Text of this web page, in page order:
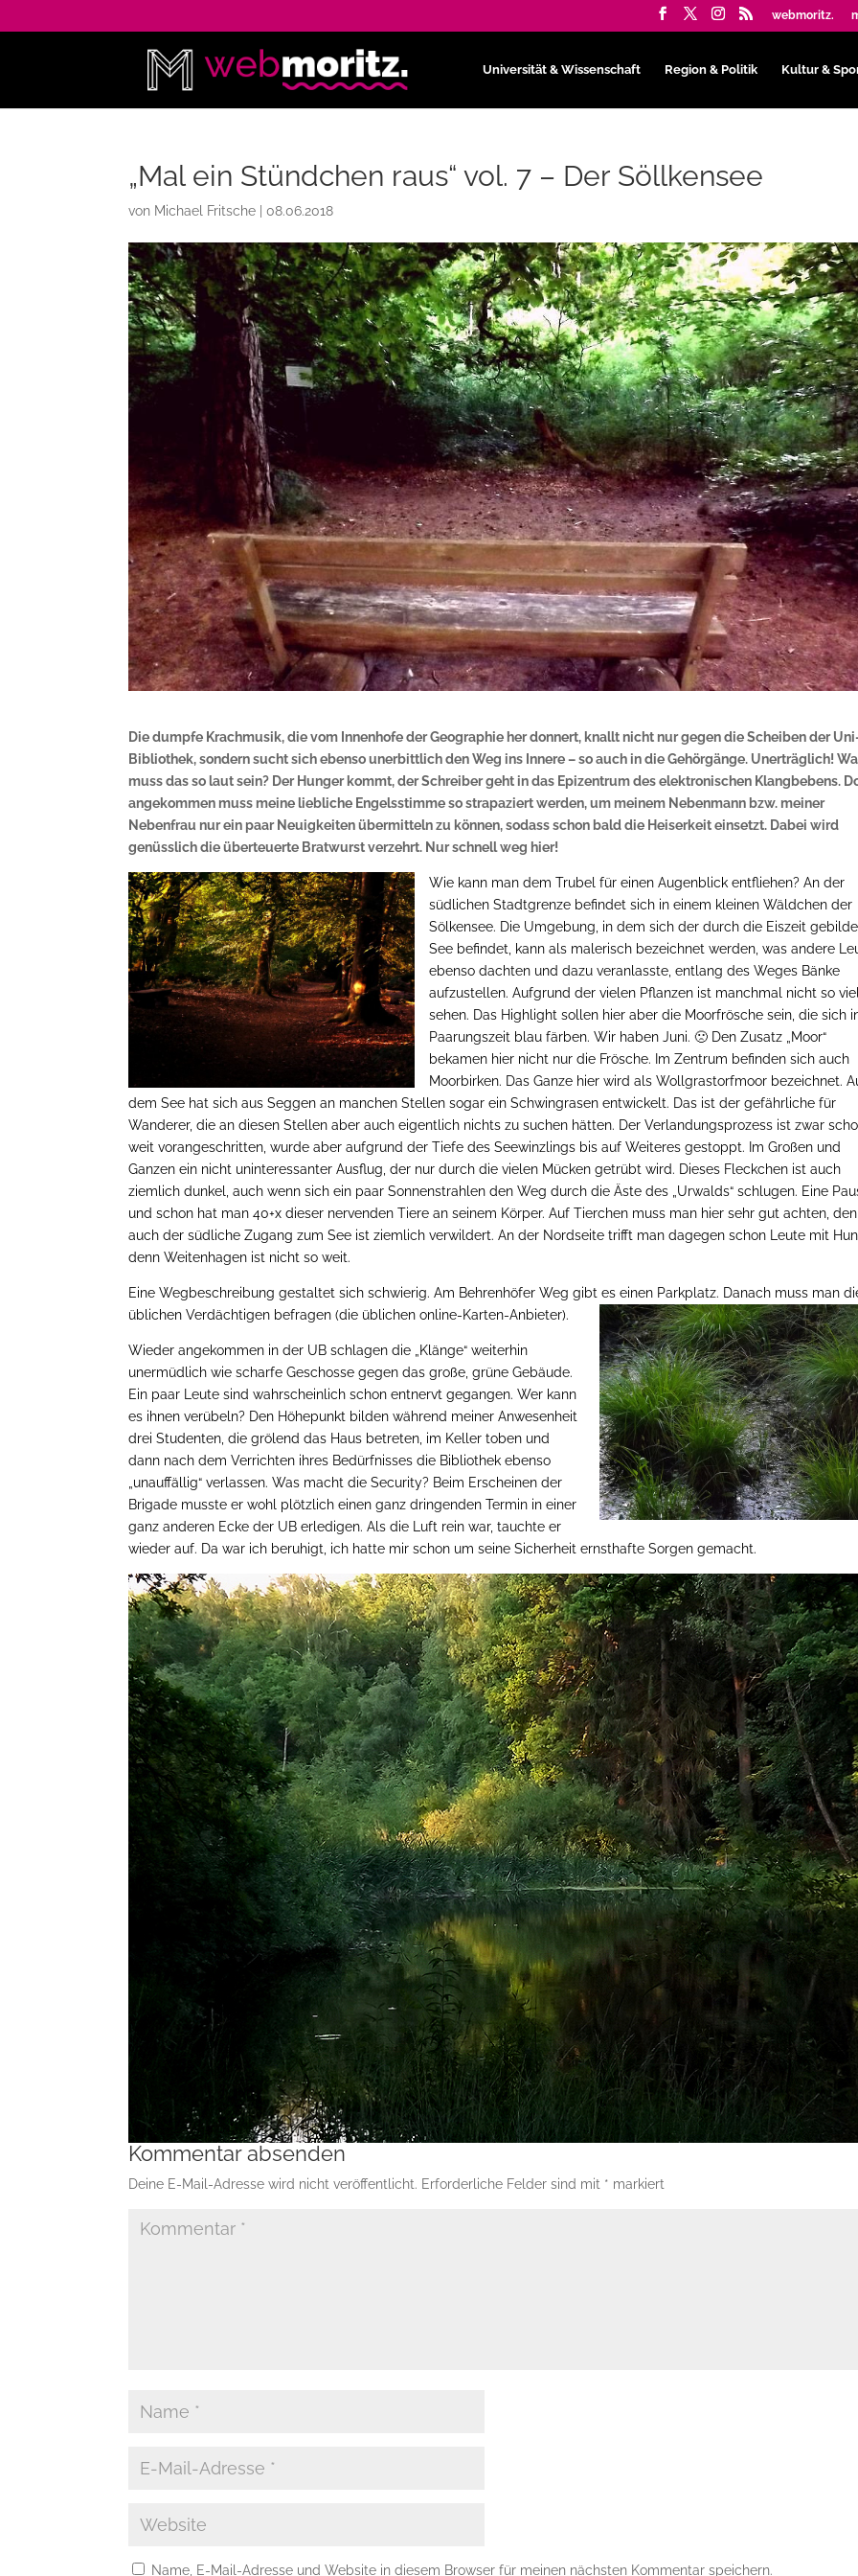
webmoritz.
Universität & Wissenschaft Region & Politik Kultur &
„Mal ein Stündchen raus“ vol. 7 – Der Söllkensee
von Michael Fritsche |08.06.2018
Die dumpfe Krachmusik, die vom Innenhofe der Geographie her donnert, knallt nicht nur gegen die Scheiben der
Bibliothek, sondern sucht sich ebenso unerbittlich den Weg ins Innere – so auch in die Gehörgänge. Unerträglich!
muss das so laut sein? Der Hunger kommt, der Schreiber geht in das Epizentrum des elektronischen Klangbebens.
angekommen muss meine liebliche Engelsstimme so strapaziert werden, um meinem Nebenmann bzw. meiner
Nebenfrau nur ein paar Neuigkeiten übermitteln zu können, sodass schon bald die Heiserkeit einsetzt. Dabei wird
genüsslich die überteuerte Bratwurst verzehrt. Nur schnell weg hier!
Wie kann man dem Trubel für einen Augenblick entfliehen? An der
südlichen Stadtgrenze befindet sich in einem kleinen Wäldchen der
Sölkensee. Die Umgebung, in dem sich der durch die Eiszeit
See befindet, kann als malerisch bezeichnet werden, was andere
ebenso dachten und dazu veranlasste, entlang des Weges Bänke
aufzustellen. Aufgrund der vielen Pflanzen ist manchmal nicht so
sehen. Das Highlight sollen hier aber die Moorfrösche sein, die sich
Paarungszeit blau färben. Wir haben Juni. 🙁 Den Zusatz „Moor“
bekamen hier nicht nur die Frösche. Im Zentrum befinden sich auch
Moorbirken. Das Ganze hier wird als Wollgrastorfmoor bezeichnet.
dem See hat sich aus Seggen an manchen Stellen sogar ein Schwingrasen entwickelt. Das ist der gefährliche für
Wanderer, die an diesen Stellen aber auch eigentlich nichts zu suchen hätten. Der Verlandungsprozess ist zwar
weit vorangeschritten, wurde aber aufgrund der Tiefe des Seewinzlings bis auf Weiteres gestoppt. Im Großen und
Ganzen ein nicht uninteressanter Ausflug, der nur durch die vielen Mücken getrübt wird. Dieses Fleckchen ist auch
ziemlich dunkel, auch wenn sich ein paar Sonnenstrahlen den Weg durch die Äste des „Urwalds“ schlugen. Eine
und schon hat man 40+x dieser nervenden Tiere an seinem Körper. Auf Tierchen muss man hier sehr gut achten,
auch der südliche Zugang zum See ist ziemlich verwildert. An der Nordseite trifft man dagegen schon Leute mit
denn Weitenhagen ist nicht so weit.
Eine Wegbeschreibung gestaltet sich schwierig. Am Behrenhöfer Weg gibt es einen Parkplatz. Danach muss man
üblichen Verdächtigen befragen (die üblichen online-Karten-Anbieter).
Wieder angekommen in der UB schlagen die „Klänge“ weiterhin
unermüdlich wie scharfe Geschosse gegen das große, grüne Gebäude.
Ein paar Leute sind wahrscheinlich schon entnervt gegangen. Wer kann
es ihnen verübeln? Den Höhepunkt bilden während meiner Anwesenheit
drei Studenten, die grölend das Haus betreten, im Keller toben und
dann nach dem Verrichten ihres Bedürfnisses die Bibliothek ebenso
„unauffällig“ verlassen. Was macht die Security? Beim Erscheinen der
Brigade musste er wohl plötzlich einen ganz dringenden Termin in einer
ganz anderen Ecke der UB erledigen. Als die Luft rein war, tauchte er
wieder auf. Da war ich beruhigt, ich hatte mir schon um seine Sicherheit ernsthafte Sorgen gemacht.
Kommentar absenden
Deine E-Mail-Adresse wird nicht veröffentlicht. Erforderliche Felder sind mit * markiert
Name, E-Mail-Adresse und Website in diesem Browser für meinen nächsten Kommentar speichern.